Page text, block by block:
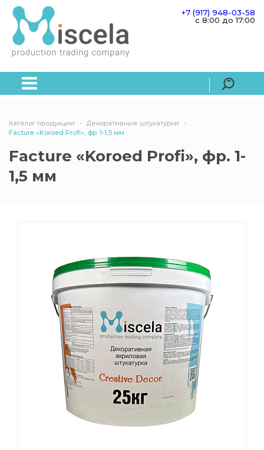
+7 (917) 948-03-58
c 8:00 до 17:00
Каталог продукции
Декоративные штукатурки
Facture «Koroed Profi», фр. 1-1,5 мм
Facture «Koroed Profi», фр. 1-
1,5 мм